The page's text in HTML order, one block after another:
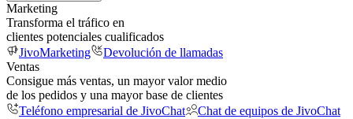
Marketing
Transforma el tráfico en
clientes potenciales cualificados
JivoMarketing
Devolución de llamadas
Ventas
Consigue más ventas, un mayor valor medio
de los pedidos y una mayor base de clientes
Teléfono empresarial de JivoChat
Chat de equipos de JivoChat